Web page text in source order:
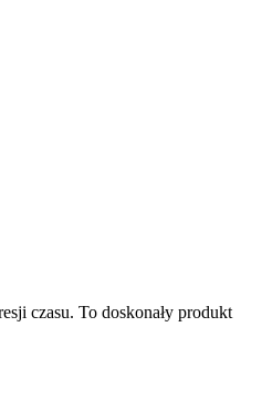
czasu. To doskonały produkt